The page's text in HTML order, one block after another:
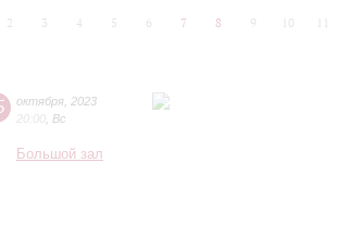
2 3 4 5 6 7 8 9 10
октября 2023
20:00 Вс
Большой зал